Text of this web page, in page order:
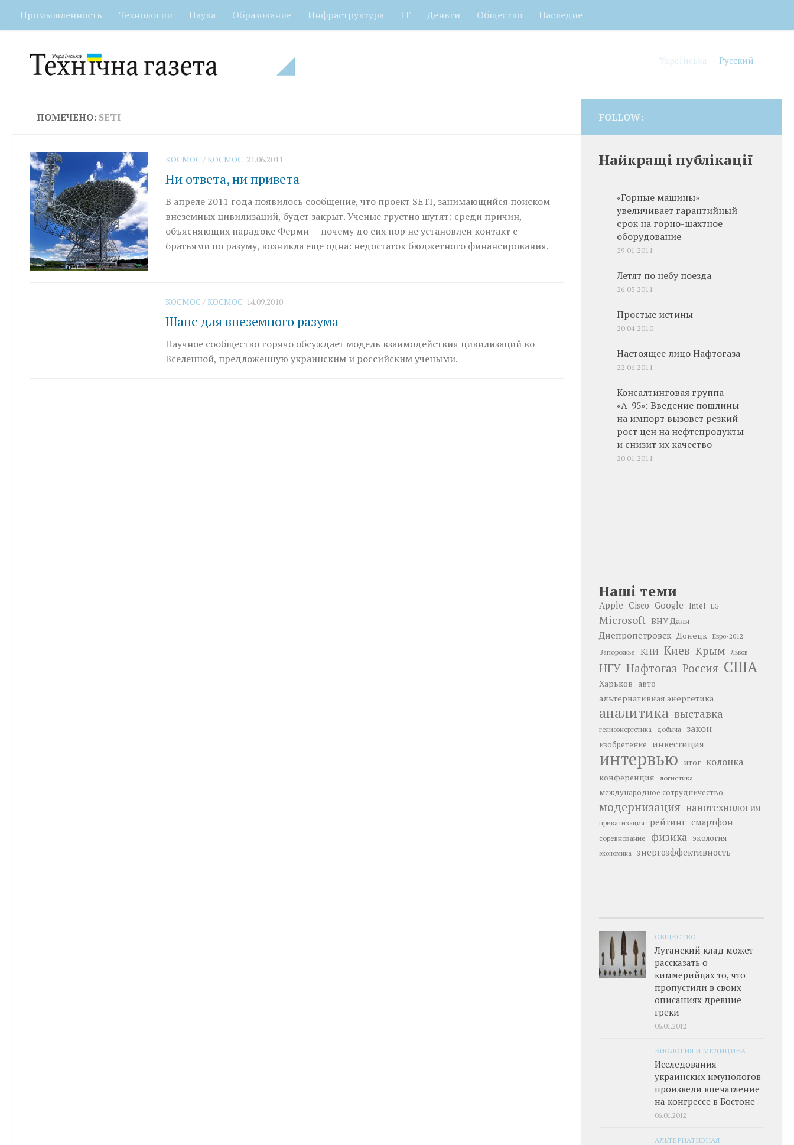
Перейти к содержимому
Промышленность Технологии Наука Образование Инфраструктура IT Деньги Общество Наследие
Українська Русский
ПОМЕЧЕНО: SETI
КОСМОС / КОСМОС 21.06.2011
Ни ответа, ни привета
В апреле 2011 года появилось сообщение, что проект SETI, занимающийся поиском
внеземных цивилизаций, будет закрыт. Ученые грустно шутят: среди причин,
объясняющих парадокс Ферми — почему до сих пор не установлен контакт с
братьями по разуму, возникла еще одна: недостаток бюджетного финансирования.
КОСМОС / КОСМОС 14.09.2010
Шанс для внеземного разума
Научное сообщество горячо обсуждает модель взаимодействия цивилизаций во
Вселенной, предложенную украинским и российским учеными.
FOLLOW:
Найкращі публікації
«Горные машины»
увеличивает гарантийный
срок на горно-шахтное
оборудование
29.01.2011
Летят по небу поезда
26.05.2011
Простые истины
20.04.2010
Настоящее лицо Нафтогаза
22.06.2011
Консалтинговая группа
«А-95»: Введение пошлины
на импорт вызовет резкий
рост цен на нефтепродукты
и снизит их качество
20.01.2011
Наші теми
Apple Cisco Google Intel LG
Microsoft ВНУ Даля
Днепропетровск Донецк Евро-2012
Запорожье КПИ Киев Крым Львов
НГУ Нафтогаз Россия США
Харьков авто
альтернативная энергетика
аналитика выставка
гелиоэнергетика добыча закон
изобретение инвестиция
интервью итог колонка
конференция логистика
международное сотрудничество
модернизация нанотехнология
приватизация рейтинг смартфон
соревнование физика экология
экономика энергоэффективность
ОБЩЕСТВО
Луганский клад может
рассказать о
киммерийцах то, что
пропустили в своих
описаниях древние
греки
06.01.2012
БИОЛОГИЯ И МЕДИЦИНА
Исследования
украинских имунологов
произвели впечатление
на конгрессе в Бостоне
06.01.2012
АЛЬТЕРНАТИВНАЯ